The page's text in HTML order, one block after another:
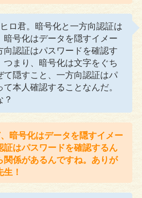
ロ君。暗号化と一方向認証は
暗号化はデータを隠すイメー
向認証はパスワードを確認す
つまり、暗号化は文字をぐち
て隠すこと、一方向認証はパ
て本人確認することなんだ。
？
暗号化はデータを隠すイメー
証はパスワードを確認するん
関係があるんですね。ありが
！